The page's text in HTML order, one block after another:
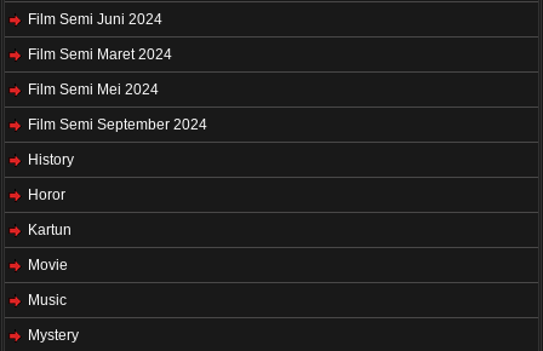
Film Semi Juni 2024
Film Semi Maret 2024
Film Semi Mei 2024
Film Semi September 2024
History
Horor
Kartun
Movie
Music
Mystery